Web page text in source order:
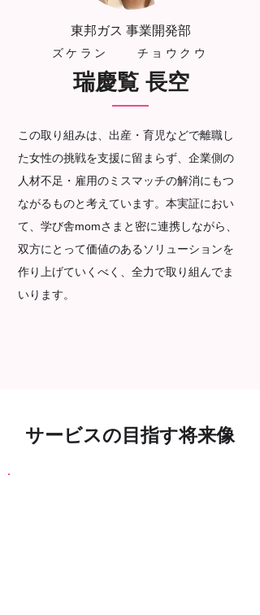
東邦ガス 事業開発部
ズケラン チョウクウ
瑞慶覧 長空
この取り組みは、出産・育児などで離職し
た女性の挑戦を支援に留まらず、企業側の
人材不足・雇用のミスマッチの解消にもつ
ながるものと考えています。本実証におい
て、学び舎momさまと密に連携しながら、
双方にとって価値のあるソリューションを
作り上げていくべく、全力で取り組んでま
いります。
サービスの目指す将来像